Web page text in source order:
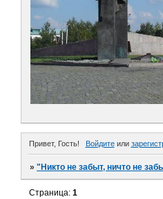
Привет, Гость! Войдитеили
»"Никто не забыт, ничто не
Страница:1